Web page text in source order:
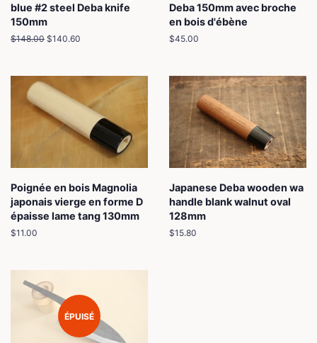
blue #2 steel Deba knife
150mm
Prix
$148.00 Prix
$140.60
Deba 150mm avec broche
en bois d'ébène
Prix
$45.00
Poignée en bois Magnolia
japonais vierge en forme D
épaisse lame tang 130mm
Prix
$11.00
Japanese Deba wooden wa
handle blank walnut oval
128mm
Prix
$15.80
ÉPUISÉ